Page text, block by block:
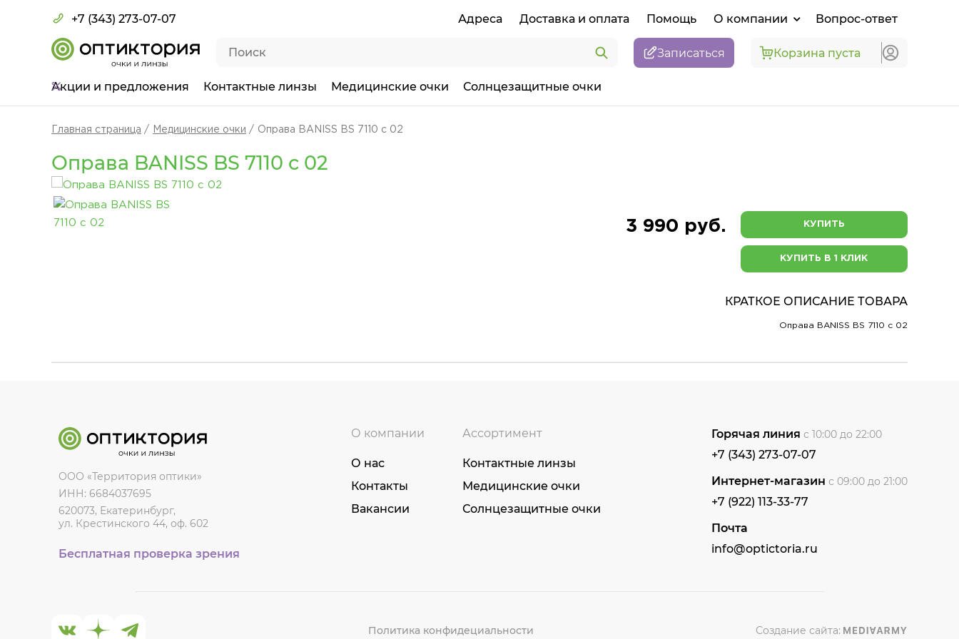
+7 (343) 273-07-07 Адреса Доставка и оплата Помощь О компании Вопрос-ответ
Записаться Корзина пуста
Акции и предложения Контактные линзы Медицинские очки Солнцезащитные очки
Главная страница Медицинские очки Оправа BANISS BS 7110 c 02
Оправа BANISS BS 7110 c 02
3 990 руб. КУПИТЬ
КУПИТЬ В 1 КЛИК
КРАТКОЕ ОПИСАНИЕ ТОВАРА
Оправа BANISS BS 7110 c 02
ООО «Территория оптики»
ИНН: 6684037695
620073, Екатеринбург,
ул. Крестинского 44, оф. 602
Бесплатная проверка зрения
О компании
О нас
Контакты
Вакансии
Ассортимент
Контактные линзы
Медицинские очки
Солнцезащитные очки
Горячая линия с 10:00 до 22:00
+7 (343) 273-07-07
Интернет-магазин с 09:00 до 21:00
+7 (922) 113-33-77
Почта
info@optictoria.ru
Политика конфидециальности Создание сайта: